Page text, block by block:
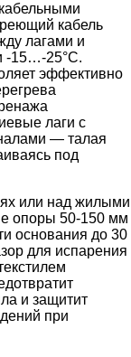
кабель
лагами и
-15…-25°C.
эффективно
лаги с
— талая
под
или над жилыми
опоры 50-150 мм
основания до 30
для испарения
и защитит
при